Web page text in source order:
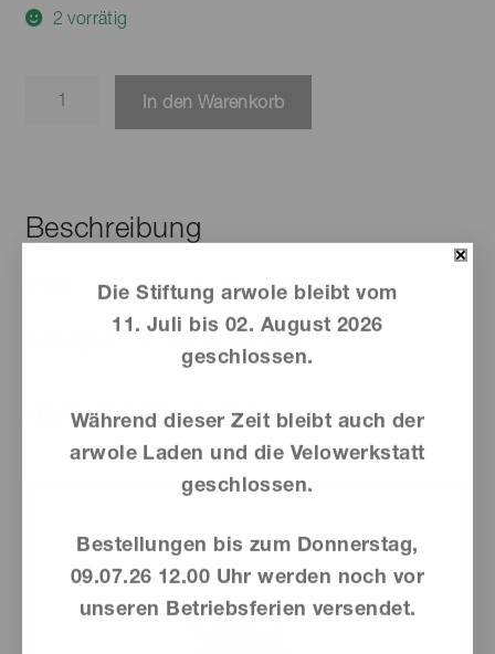
2 vorrätig
Messer
In den Warenkorb
Beschreibung
Masse: ca. 28 cm × 19 cm × 1,4 cm
mit magnetischer Messerhalterung
Ähnliche Produkte
Die Stiftung arwole bleibt vom
11. Juli bis 02. August 2026
geschlossen.
Während dieser Zeit bleibt auch der
arwole Laden und die Velowerkstatt
geschlossen.
Bestellungen bis zum Donnerstag,
09.07.26 12.00 Uhr werden noch vor
unseren Betriebsferien versendet.